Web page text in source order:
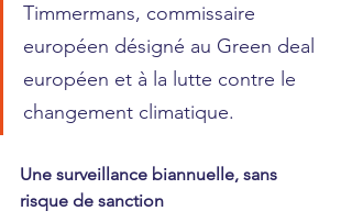
Timmermans, commissaire
européen désigné au Green deal
européen et à la lutte contre le
changement climatique.
Une surveillance biannuelle, sans
risque de sanction